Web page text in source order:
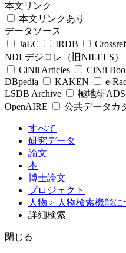
本文リンク
本文リンクあり
データソース
JaLC
IRDB Crossref
NDLデジコレ（旧NII-ELS）
CiNii Articles
CiNii
DBpedia
KAKEN e-
LSDB Archive
極地研ADS
OpenAIRE
公共データカ
すべて
研究データ
論文
本
博士論文
プロジェクト
人物 > 人物検索機能に
詳細検索
閉じる